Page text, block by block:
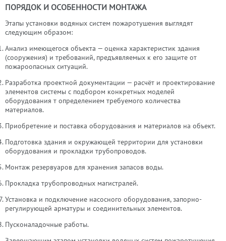
ПОРЯДОК И ОСОБЕННОСТИ МОНТАЖА
Этапы установки водяных систем пожаротушения выглядят
следующим образом:
Анализ имеющегося объекта — оценка характеристик здания
(сооружения) и требований, предъявляемых к его защите от
пожароопасных ситуаций.
Разработка проектной документации — расчёт и проектирование
элементов системы с подбором конкретных моделей
оборудования т определением требуемого количества
материалов.
Приобретение и поставка оборудования и материалов на объект.
Подготовка здания и окружающей территории для установки
оборудования и прокладки трубопроводов.
Монтаж резервуаров для хранения запасов воды.
Прокладка трубопроводных магистралей.
Установка и подключение насосного оборудования, запорно-
регулирующей арматуры и соединительных элементов.
Пусконаладочные работы.